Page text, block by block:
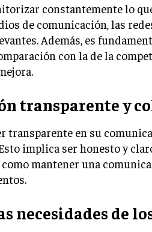
constantemente lo
de comunicación, las
Además, es
con la de la
transparente y
transparente en su
implica ser honesto y
mantener una
necesidades de